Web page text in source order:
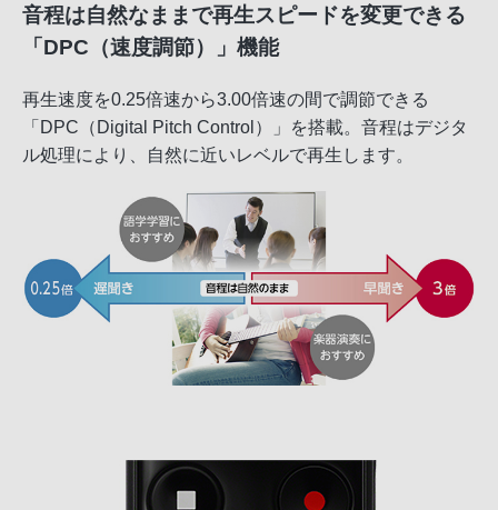
音程は自然なままで再生スピードを変更できる
「DPC（速度調節）」機能
再生速度を0.25倍速から3.00倍速の間で調節できる
「DPC（Digital Pitch Control）」を搭載。音程はデジタ
ル処理により、自然に近いレベルで再生します。